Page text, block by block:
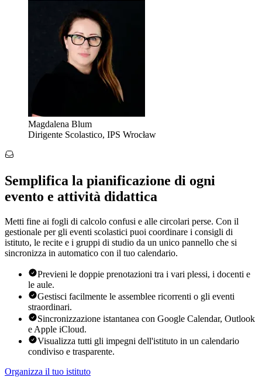
Magdalena Blum
Dirigente Scolastico, IPS Wrocław
Semplifica la pianificazione di ogni
evento e attività didattica
Metti fine ai fogli di calcolo confusi e alle circolari perse. Con il
gestionale per gli eventi scolastici puoi coordinare i consigli di
istituto, le recite e i gruppi di studio da un unico pannello che si
sincronizza in automatico con il tuo calendario.
Previeni le doppie prenotazioni tra i vari plessi, i docenti e
le aule.
Gestisci facilmente le assemblee ricorrenti o gli eventi
straordinari.
Sincronizzazione istantanea con Google Calendar, Outlook
e Apple iCloud.
Visualizza tutti gli impegni dell'istituto in un calendario
condiviso e trasparente.
Organizza il tuo istituto